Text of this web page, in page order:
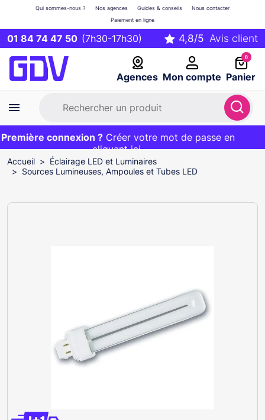
01 84 74 47 50 (7h30-17h30)
Agences Mon compte
Qui sommes-nous ? Nos agences Guides & conseils
Nous contacter
Paiement en ligne
0
Panier
Première commande ?20€ OFFERT sur votre panier
et livraison 24/48h gratuite avec le codeBIENVENUE
connexion ? Créer votre mot de passe en
cliquant ici
EXCLU WEB :
Accueil
Éclairage LED et Luminaires
Sources Lumineuses, Ampoules et Tubes LED